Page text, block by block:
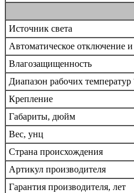
Источник света
Автоматическое отключение
Влагозащищенность
Диапазон рабочих температур
Крепление
Габариты, дюйм
Вес, унц
Страна происхождения
Артикул производителя
Гарантия производителя, лет